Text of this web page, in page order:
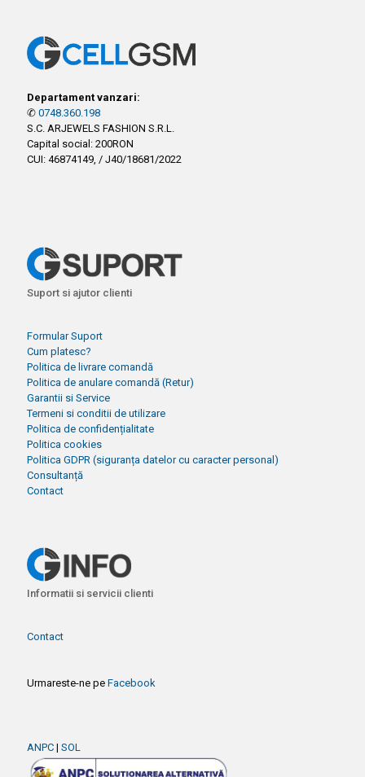
Departament vanzari:
✆ 0748.360.198
S.C. ARJEWELS FASHION S.R.L.
Capital social: 200RON
CUI: 46874149, / J40/18681/2022
Suport si ajutor clienti
Formular Suport
Cum platesc?
Politica de livrare comandă
Politica de anulare comandă (Retur)
Garantii si Service
Termeni si conditii de utilizare
Politica de confidențialitate
Politica cookies
Politica GDPR (siguranța datelor cu caracter personal)
Consultanță
Contact
Informatii si servicii clienti
Contact
Urmareste-ne pe Facebook
ANPC | SOL